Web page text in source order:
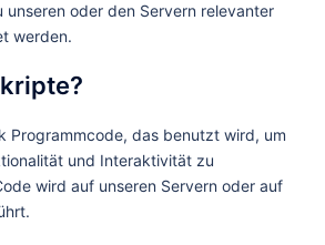
unseren oder den Servern relevanter
werden.
Programmcode, das benutzt wird, um
und Interaktivität zu
wird auf unseren Servern oder auf